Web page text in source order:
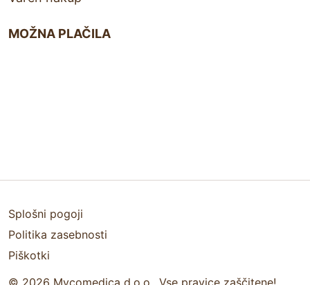
MOŽNA PLAČILA
Splošni pogoji
Politika zasebnosti
Piškotki
© 2026 Mycomedica d.o.o., Vse pravice zaščitene!